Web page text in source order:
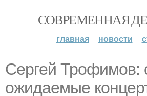
СОВРЕМЕННАЯ
главная новости
Сергей Трофимов:
ожидаемые